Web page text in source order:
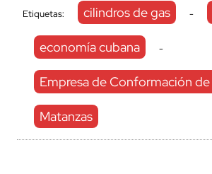
Etiquetas: cilindros de gas -
economía cubana -
Empresa de Conformación
Matanzas